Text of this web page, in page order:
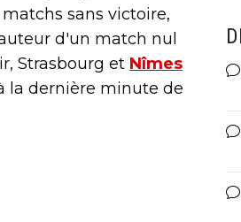
sans victoire,
d'un match nul
Strasbourg et Nîmes
la dernière minute de